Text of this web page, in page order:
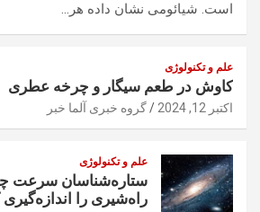
است. شیائومی نشان داده هر…
علم و تکنولوژی
کاوش در طعم سیگار و چرخه عطری
اکتبر 12, 2024 گروه خبری آلما خبر
علم و تکنولوژی
ستاره‌شناسان سرعت
راه‌شیری را اندازه‌گیری